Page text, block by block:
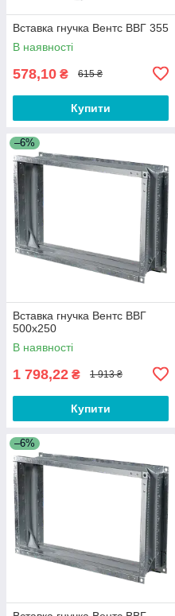
Вставка гнучка Вентс ВВГ 355
В наявності
578,10 ₴ 615 ₴
Купити
–6%
Вставка гнучка Вентс ВВГ
500x250
В наявності
1 798,22 ₴ 1 913 ₴
Купити
–6%